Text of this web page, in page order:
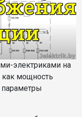
электриками на
как мощность
параметры